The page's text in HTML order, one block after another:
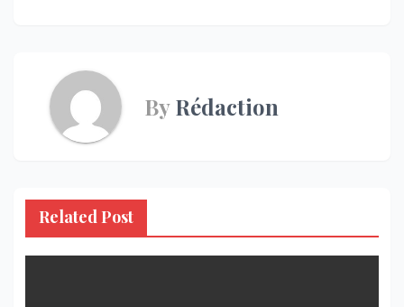
ByRédaction
Related Post